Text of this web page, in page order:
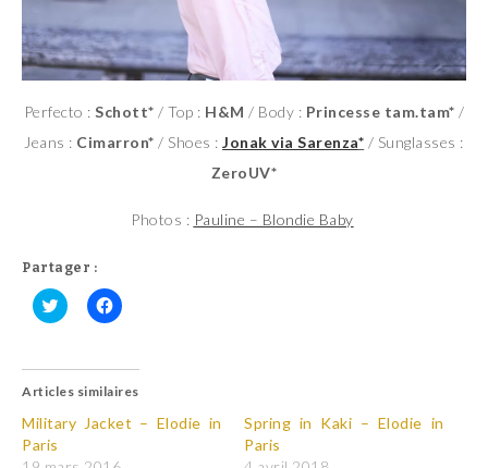
Perfecto : Schott* / Top : H&M / Body : Princesse tam.tam* /
Jeans : Cimarron* / Shoes :Jonak via Sarenza* / Sunglasses :
ZeroUV*
Photos : Pauline – Blondie Baby
Partager :
C
q
e
p
o
u
r
C
q
e
p
o
r
Articles similaires
Military Jacket – Elodie in
Paris
Spring in Kaki – Elodie in
Paris